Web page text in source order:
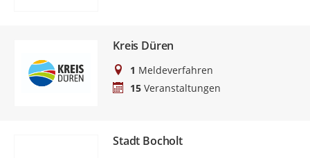
Kreis Düren
1 Meldeverfahren
15 Veranstaltungen
Stadt Bocholt